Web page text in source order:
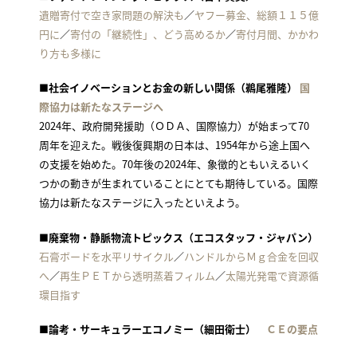
遺贈寄付で空き家問題の解決も／ヤフー募金、総額１１５億
円に／寄付の「継続性」、どう高めるか／寄付月間、かかわ
り方も多様に
■社会イノベーションとお金の新しい関係（鵜尾雅隆） 国
際協力は新たなステージへ
2024年、政府開発援助（ＯＤＡ、国際協力）が始まって70
周年を迎えた。戦後復興期の日本は、1954年から途上国へ
の支援を始めた。70年後の2024年、象徴的ともいえるいく
つかの動きが生まれていることにとても期待している。国際
協力は新たなステージに入ったといえよう。
■廃棄物・静脈物流トピックス（エコスタッフ・ジャパン）
石膏ボードを水平リサイクル／ハンドルからＭｇ合金を回収
へ／再生ＰＥＴから透明蒸着フィルム／太陽光発電で資源循
環目指す
■論考・サーキュラーエコノミー（細田衛士）
ＣＥの要点